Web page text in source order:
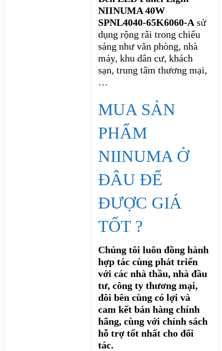
NIINUMA 40W
SPNL4040-65K6060-A sử
dụng rộng rãi trong chiếu
sáng như văn phòng, nhà
máy, khu dân cư, khách
sạn, trung tâm thương mại,
…
MUA SẢN
PHẨM
NIINUMA Ở
ĐÂU ĐỂ
ĐƯỢC GIÁ
TỐT ?
Chúng tôi luôn đồng hành
hợp tác cùng phát triển
với các nhà thầu, nhà đầu
tư, công ty thương mại,
đôi bên cùng có lợi và
cam kết bán hàng chính
hãng, cùng với chính sách
hỗ trợ tốt nhất cho đối
tác.